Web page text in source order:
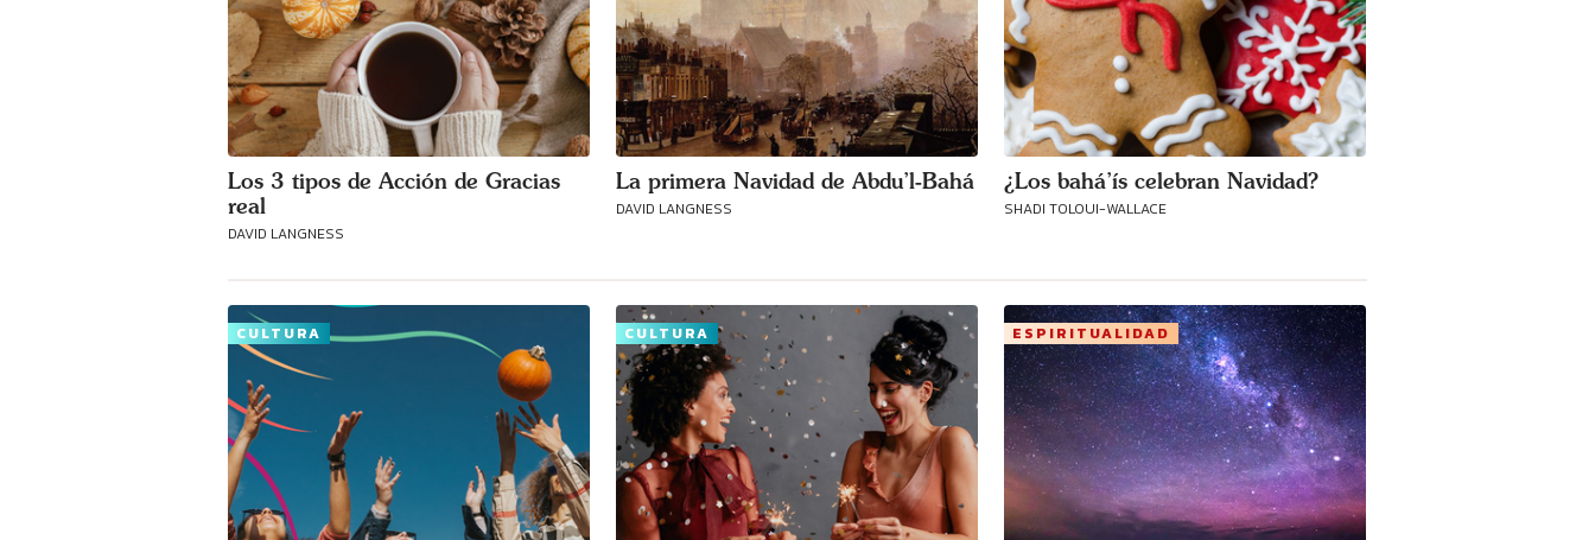
Los 3 tipos de Acción de Gracias
real
DAVID LANGNESS
La primera Navidad de Abdu’l-Bahá
DAVID LANGNESS
¿Los bahá’ís celebran Navidad?
SHADI TOLOUI-WALLACE
CULTURA CULTURA ESPIRITUALIDAD